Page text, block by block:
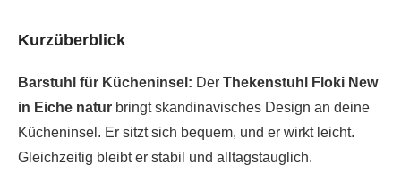
Kurzüberblick
Barstuhl für Kücheninsel: Der Thekenstuhl Floki New
in Eiche natur bringt skandinavisches Design an deine
Kücheninsel. Er sitzt sich bequem, und er wirkt leicht.
Gleichzeitig bleibt er stabil und alltagstauglich.